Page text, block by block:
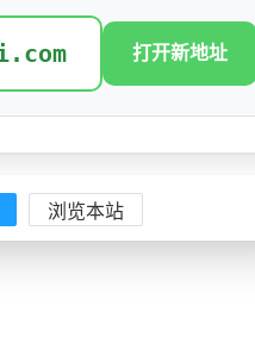
会2026
打开新地址
浏览本站